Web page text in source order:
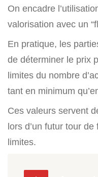
On encadre
valorisation avec un
En pratique, les
de déterminer le prix
limites du nombre
tant en minimum
Ces valeurs servent
lors d’un futur tour
limites.